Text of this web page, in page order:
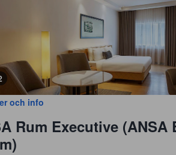
och info
Rum Executive (ANSA